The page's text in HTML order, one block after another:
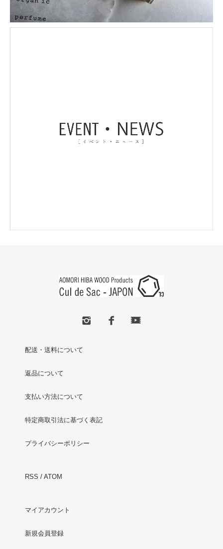
配送・送料について
返品について
支払い方法について
特定商取引法に基づく表記
プライバシーポリシー
RSS / ATOM
マイアカウント
新規会員登録